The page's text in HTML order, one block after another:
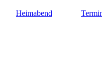
Heimabend